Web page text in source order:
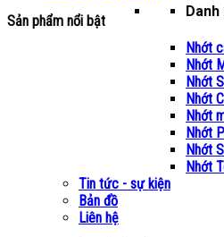
Nhớt
Nhớt
Nhớt
Nhớt
Nhớt
Nhớt
Nhớt
Nhớt
Tin tức - sự kiện
Bản đồ
Liên hệ
Sản phẩm nổi bật